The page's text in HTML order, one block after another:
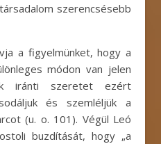
szerencsésebb
a figyelmünket, hogy a
módon van jelen
iránti szeretet ezért
és szemléljük a
(u. o. 101). Végül Leó
buzdítását, hogy „a